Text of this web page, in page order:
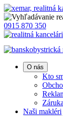
0915 870 350
O nás
Kto
Naši makléri